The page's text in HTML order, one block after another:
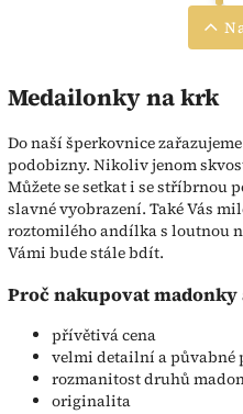
Medailonky na krk
Do naší šperkovnice
podobizny. Nikoliv jenom
Můžete se setkat i se stříbrnou
slavné vyobrazení. Také Vás
roztomilého andílka s loutnou
Vámi bude stále bdít.
Proč nakupovat
přívětivá cena
velmi detailní a půvabné
rozmanitost druhů
originalita